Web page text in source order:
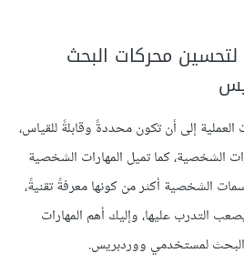
محركات البحث
العملية إلى أن تكون محددةً وقابلةً للقياس،
كما تميل المهارات الشخصية
الشخصية أكثر من كونها معرفةً تقنيةً،
التدرب عليها، وإليك أهم المهارات
لمستخدمي ووردبريس.